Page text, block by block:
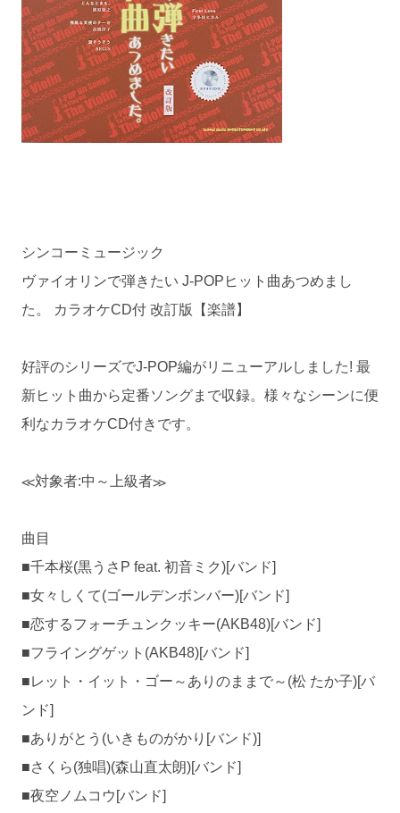
シンコーミュージック
ヴァイオリンで弾きたい J-POPヒット曲あつめまし
た。 カラオケCD付 改訂版【楽譜】
好評のシリーズでJ-POP編がリニューアルしました! 最
新ヒット曲から定番ソングまで収録。様々なシーンに便
利なカラオケCD付きです。
≪対象者:中～上級者≫
曲目
■千本桜(黒うさP feat. 初音ミク)[バンド]
■女々しくて(ゴールデンボンバー)[バンド]
■恋するフォーチュンクッキー(AKB48)[バンド]
■フライングゲット(AKB48)[バンド]
■レット・イット・ゴー～ありのままで～(松 たか子)[バ
ンド]
■ありがとう(いきものがかり[バンド)]
■さくら(独唱)(森山直太朗)[バンド]
■夜空ノムコウ[バンド]